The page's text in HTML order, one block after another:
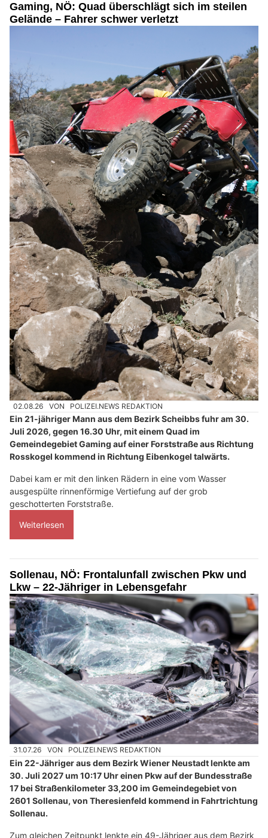
Gaming, NÖ: Quad überschlägt sich im steilen
Gelände – Fahrer schwer verletzt
02.08.26 VON POLIZEI.NEWS REDAKTION
Ein 21-jähriger Mann aus dem Bezirk Scheibbs fuhr am 30.
Juli 2026, gegen 16.30 Uhr, mit einem Quad im
Gemeindegebiet Gaming auf einer Forststraße aus Richtung
Rosskogel kommend in Richtung Eibenkogel talwärts.
Dabei kam er mit den linken Rädern in eine vom Wasser
ausgespülte rinnenförmige Vertiefung auf der grob
geschotterten Forststraße.
Weiterlesen
Sollenau, NÖ: Frontalunfall zwischen Pkw und
Lkw – 22-Jähriger in Lebensgefahr
31.07.26 VON POLIZEI.NEWS REDAKTION
Ein 22-Jähriger aus dem Bezirk Wiener Neustadt lenkte am
30. Juli 2027 um 10:17 Uhr einen Pkw auf der Bundesstraße
17 bei Straßenkilometer 33,200 im Gemeindegebiet von
2601 Sollenau, von Theresienfeld kommend in Fahrtrichtung
Sollenau.
Zum gleichen Zeitpunkt lenkte ein 49-Jähriger aus dem Bezirk